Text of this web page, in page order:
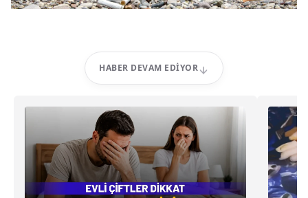
HABER DEVAM EDIYOR